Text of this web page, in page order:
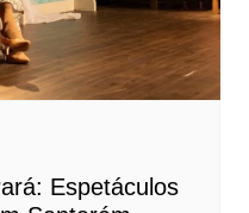
Espetáculos